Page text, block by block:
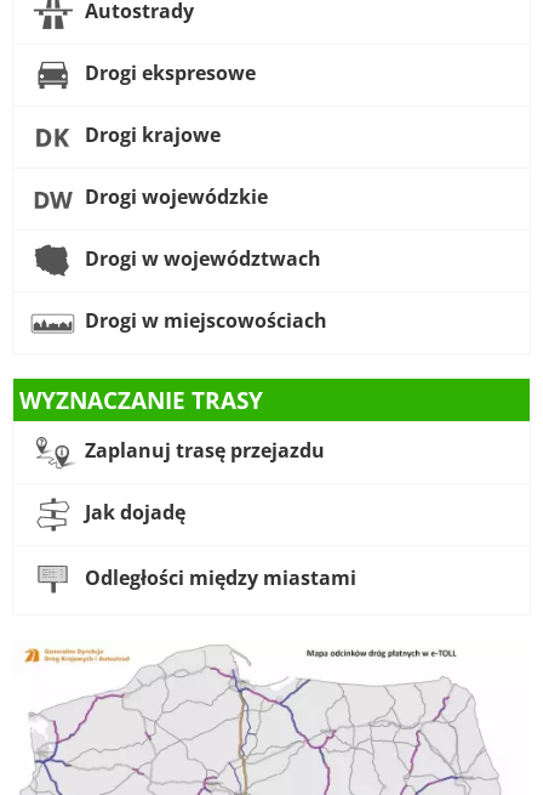
Autostrady
Drogi ekspresowe
Drogi krajowe
Drogi wojewódzkie
Drogi w województwach
Drogi w miejscowościach
WYZNACZANIE TRASY
Zaplanuj trasę przejazdu
Jak dojadę
Odległości między miastami